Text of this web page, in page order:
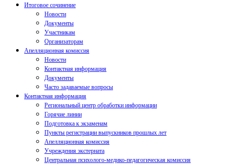
Итоговое сочинение
Новости
Документы
Участникам
Организаторам
Апелляционная комиссия
Новости
Контактная информация
Документы
Часто задаваемые вопросы
Контактная информация
Региональный центр обработки информации
Горячие линии
Подготовка к экзаменам
Пункты регистрации выпускников прошлых лет
Апелляционная комиссия
Учреждения экстерната
Центральная психолого-медико-педагогическая комиссия